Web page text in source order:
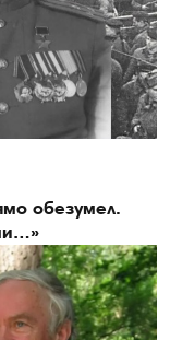
обезумел.